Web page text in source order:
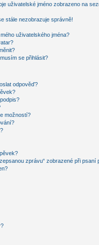
uživatelské jméno zobrazeno na
stále nezobrazuje správně!
uživatelského jména?
se přihlásit?
odpověď?
možností?
zprávu“ zobrazené při psaní